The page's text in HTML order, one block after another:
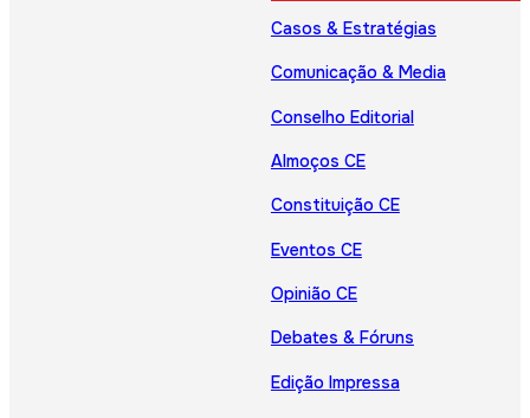
Casos & Estratégias
Comunicação & Media
Conselho Editorial
Almoços CE
Constituição CE
Eventos CE
Opinião CE
Debates & Fóruns
Edição Impressa